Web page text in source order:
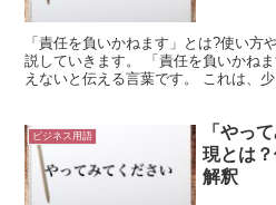
「責任を負いかねます」とは?使い方
説していきます。 「責任を負いかね
えないと伝える言葉です。 これは、
ビジネス用語
「やっ
現とは
解釈